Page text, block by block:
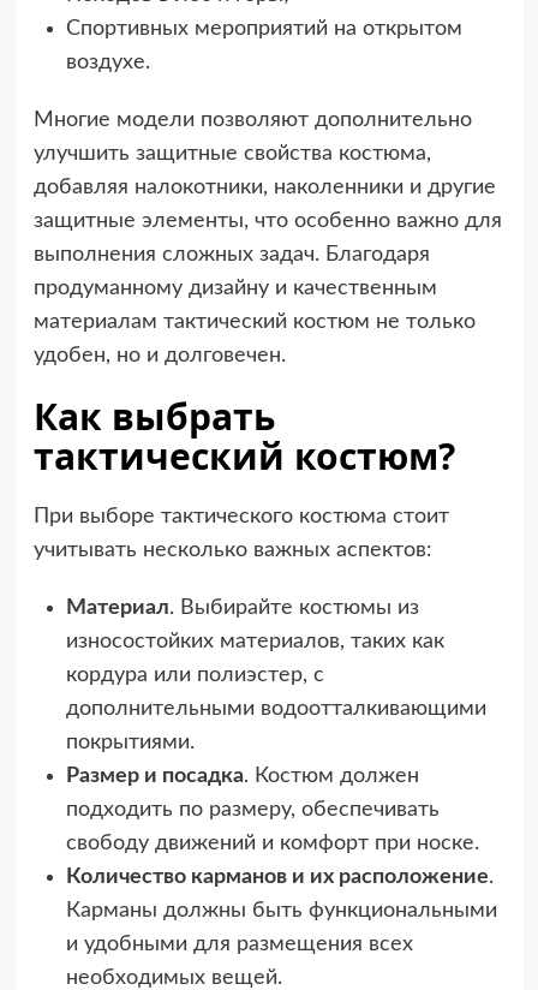
Спортивных мероприятий на открытом
воздухе.
Многие модели позволяют дополнительно
улучшить защитные свойства костюма,
добавляя налокотники, наколенники и другие
защитные элементы, что особенно важно для
выполнения сложных задач. Благодаря
продуманному дизайну и качественным
материалам тактический костюм не только
удобен, но и долговечен.
Как выбрать
тактический костюм?
При выборе тактического костюма стоит
учитывать несколько важных аспектов:
Материал. Выбирайте костюмы из
износостойких материалов, таких как
кордура или полиэстер, с
дополнительными водоотталкивающими
покрытиями.
Размер и посадка. Костюм должен
подходить по размеру, обеспечивать
свободу движений и комфорт при носке.
Количество карманов и их расположение.
Карманы должны быть функциональными
и удобными для размещения всех
необходимых вещей.